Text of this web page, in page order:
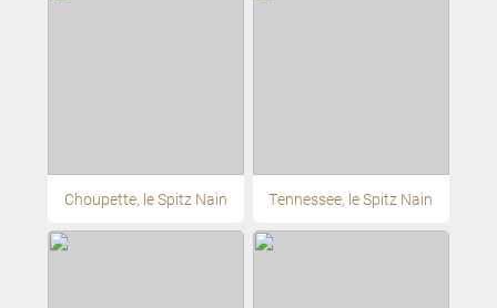
Choupette, le Spitz Nain Tennessee, le Spitz Nain